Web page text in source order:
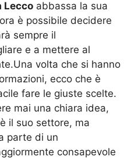
Lecco abbassa la sua
è possibile decidere
sempre il
e a mettere al
volta che si hanno
ecco che è
fare le giuste scelte.
mai una chiara idea,
il suo settore, ma
parte di un
consapevole